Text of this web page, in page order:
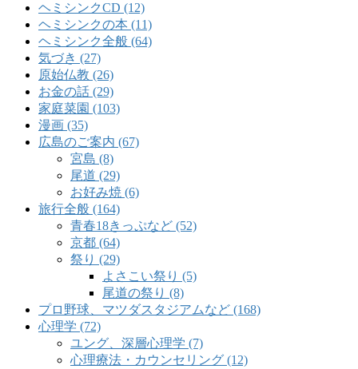
ヘミシンクCD (12)
ヘミシンクの本 (11)
ヘミシンク全般 (64)
気づき (27)
原始仏教 (26)
お金の話 (29)
家庭菜園 (103)
漫画 (35)
広島のご案内 (67)
宮島 (8)
尾道 (29)
お好み焼 (6)
旅行全般 (164)
青春18きっぷなど (52)
京都 (64)
祭り (29)
よさこい祭り (5)
尾道の祭り (8)
プロ野球、マツダスタジアムなど (168)
心理学 (72)
ユング、深層心理学 (7)
心理療法・カウンセリング (12)